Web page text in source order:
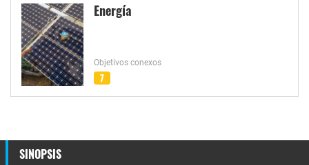
Energía
Objetivos conexos
7
SINOPSIS